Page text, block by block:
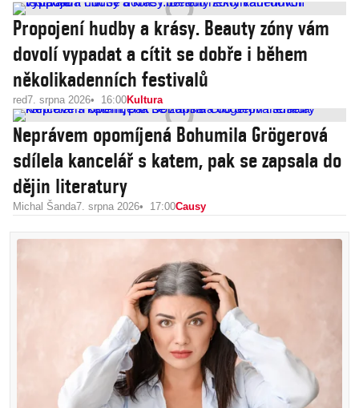
Propojení hudby a krásy. Beauty zóny vám
dovolí vypadat a cítit se dobře i během
několikadenních festivalů
red7. srpna 2026 16:00Kultura
Neprávem opomíjená Bohumila Grögerová
sdílela kancelář s katem, pak se zapsala do
dějin literatury
Michal Šanda7. srpna 2026 17:00Causy